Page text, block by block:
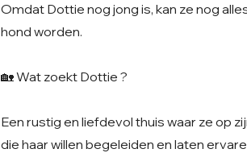
Omdat Dottie nog jong is, kan ze nog
hond worden.
🏡 Wat zoekt Dottie ?
Een rustig en liefdevol thuis waar ze op
die haar willen begeleiden en laten